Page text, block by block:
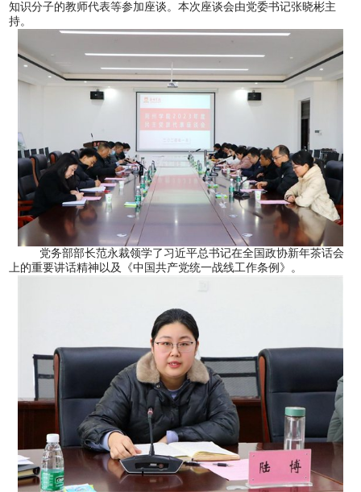
知识分子的教师代表等参加座谈。本次座谈会由党委书记张晓彬主
持。
党务部部长范永裁领学了习近平总书记在全国政协新年茶话会
上的重要讲话精神以及《中国共产党统一战线工作条例》。